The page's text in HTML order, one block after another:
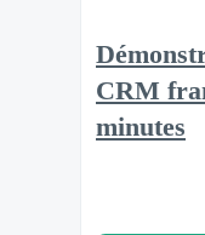
CRM
minutes